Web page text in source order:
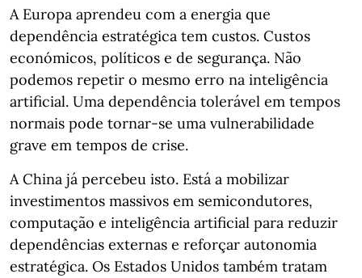
A Europa aprendeu com a energia que
dependência estratégica tem custos. Custos
económicos, políticos e de segurança. Não
podemos repetir o mesmo erro na inteligência
artificial. Uma dependência tolerável em tempos
normais pode tornar-se uma vulnerabilidade
grave em tempos de crise.
A China já percebeu isto. Está a mobilizar
investimentos massivos em semicondutores,
computação e inteligência artificial para reduzir
dependências externas e reforçar autonomia
estratégica. Os Estados Unidos também tratam